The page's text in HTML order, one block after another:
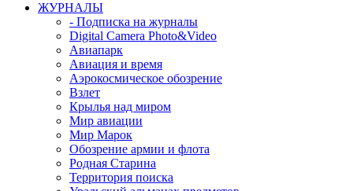
ЖУРНАЛЫ
- Подписка на журналы
Digital Camera Photo&Video
Авиапарк
Авиация и время
Аэрокосмическое обозрение
Взлет
Крылья над миром
Мир авиации
Мир Марок
Обозрение армии и флота
Родная Старина
Территория поиска